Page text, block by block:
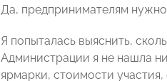
Да, предпринимателям нужно
Я попыталась выяснить,
Администрации я не нашла
ярмарки, стоимости